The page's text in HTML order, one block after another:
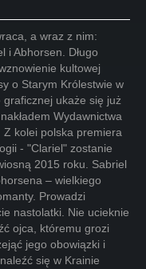
a wraz z nim:
i Abhorsen. Długo
kultowej
o Starym Królestwie w
graficznej ukaże się już
Wydawnictwa
Z kolei polska premiera
- "Clariel" zostanie
2015 roku. Sabriel
– wielkiego
Prowadzi
nastolatki. Nie ucieknie
ojca, któremu grozi
jego obowiązki i
się w Krainie